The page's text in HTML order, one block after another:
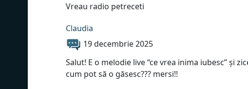
Vreau radio petreceti
Claudia
19 decembrie 2025
Salut! E o melodie live “ce vrea inima iubesc” și
cum pot să o găsesc??? mersi!!